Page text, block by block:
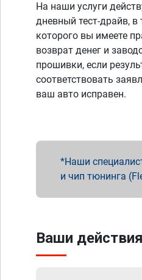
На наши услуги
дневный тест-драйв, в
которого вы имеете
возврат денег и
прошивки, если
соответствовать
ваш авто исправен.
Наши
и чип тюнинга
Ваши